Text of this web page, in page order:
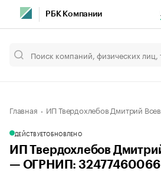
РБК Компании
Главная ИП Твердохлебов Дмитрий
ДЕЙСТВУЕТОБНОВЛЕНО
ИП Твердохлебов
— ОГРНИП: